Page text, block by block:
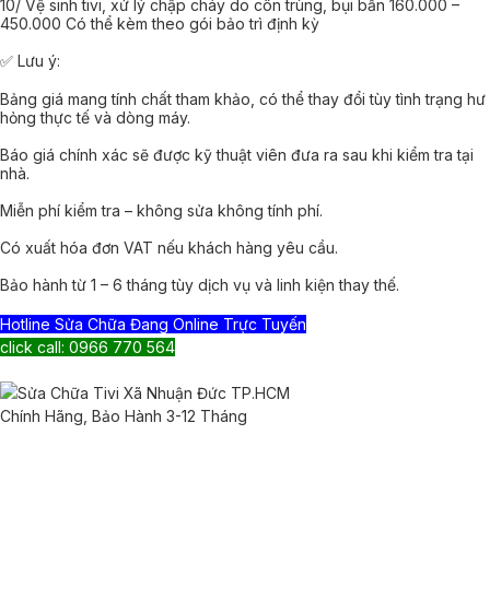
10/ Vệ sinh tivi, xử lý chập cháy do côn trùng, bụi bẩn 160.000 –
450.000 Có thể kèm theo gói bảo trì định kỳ
✅ Lưu ý:
Bảng giá mang tính chất tham khảo, có thể thay đổi tùy tình trạng hư
hỏng thực tế và dòng máy.
Báo giá chính xác sẽ được kỹ thuật viên đưa ra sau khi kiểm tra tại
nhà.
Miễn phí kiểm tra – không sửa không tính phí.
Có xuất hóa đơn VAT nếu khách hàng yêu cầu.
Bảo hành từ 1 – 6 tháng tùy dịch vụ và linh kiện thay thế.
Hotline Sửa Chữa Đang Online Trực Tuyến
click call: 0966 770 564